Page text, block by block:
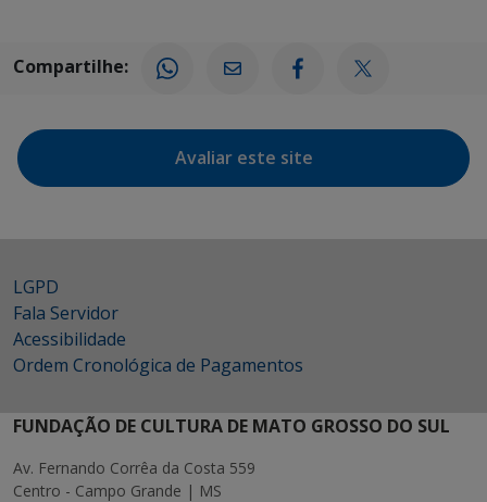
Compartilhe:
Avaliar este site
LGPD
Fala Servidor
Acessibilidade
Ordem Cronológica de Pagamentos
FUNDAÇÃO DE CULTURA DE MATO GROSSO DO SUL
Av. Fernando Corrêa da Costa 559
Centro - Campo Grande | MS